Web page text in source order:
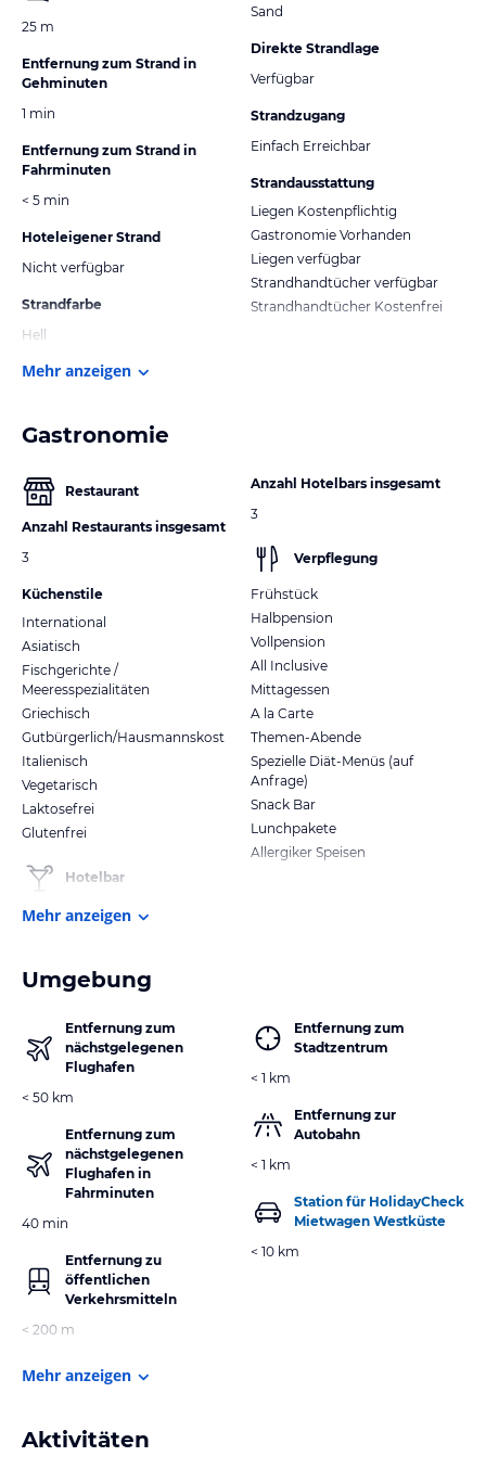
25 m
Entfernung zum Strand in
Gehminuten
1 min
Entfernung zum Strand in
Fahrminuten
< 5 min
Hoteleigener Strand
Nicht verfügbar
Strandfarbe
Hell
Sand
Direkte Strandlage
Verfügbar
Strandzugang
Einfach Erreichbar
Strandausstattung
Liegen Kostenpflichtig
Gastronomie Vorhanden
Liegen verfügbar
Strandhandtücher verfügbar
Strandhandtücher Kostenfrei
Mehr anzeigen
Gastronomie
Restaurant
Anzahl Restaurants insgesamt
3
Küchenstile
International
Asiatisch
Fischgerichte /
Meeresspezialitäten
Griechisch
Gutbürgerlich/Hausmannskost
Italienisch
Vegetarisch
Laktosefrei
Glutenfrei
Hotelbar
Anzahl Hotelbars insgesamt
3
Verpflegung
Frühstück
Halbpension
Vollpension
All Inclusive
Mittagessen
A la Carte
Themen-Abende
Spezielle Diät-Menüs (auf
Anfrage)
Snack Bar
Lunchpakete
Allergiker Speisen
Mehr anzeigen
Umgebung
Entfernung zum
nächstgelegenen
Flughafen
< 50 km
Entfernung zum
nächstgelegenen
Flughafen in
Fahrminuten
40 min
Entfernung zu
öffentlichen
Verkehrsmitteln
< 200 m
Entfernung zum
Stadtzentrum
< 1 km
Entfernung zur
Autobahn
< 1 km
Station für HolidayCheck
Mietwagen Westküste
< 10 km
Mehr anzeigen
Aktivitäten